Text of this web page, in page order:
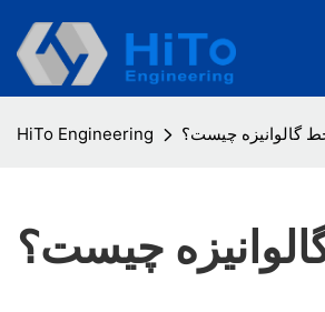
HiTo Engineering گالوانیزه چیست؟
چیست؟